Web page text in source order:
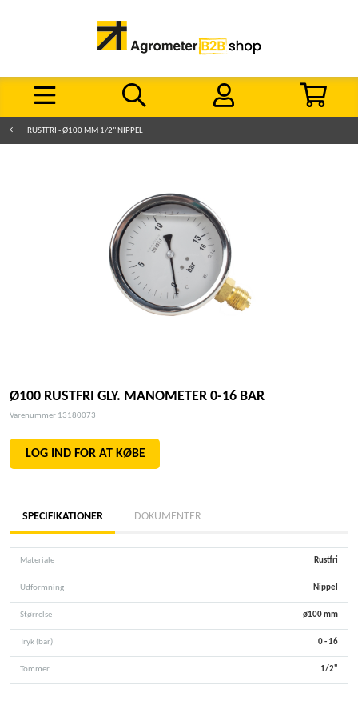
RUSTFRI - Ø100 MM 1/2" NIPPEL
Ø100 RUSTFRI GLY. MANOMETER 0-16 BAR
Varenummer 13180073
LOG IND FOR AT KØBE
SPECIFIKATIONER DOKUMENTER
Materiale Rustfri
Udformning Nippel
Størrelse ø100 mm
Tryk (bar) 0 - 16
Tommer 1/2"